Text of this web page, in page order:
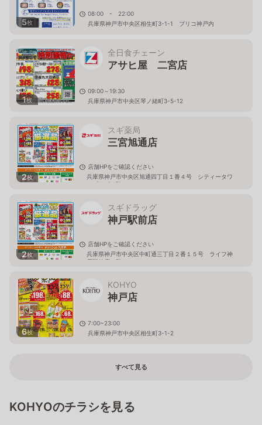
5枚
08:00 - 22:00
兵庫県神戸市中央区相生町3-1-1 プリコ神戸内
1枚
全日食チェーン
アサヒ屋 二宮店
09:00～19:30
兵庫県神戸市中央区琴ノ緒町3-5-12
2枚
スギ薬局
三宮旭通店
店舗HPをご確認ください
兵庫県神戸市中央区旭通四丁目１番４号 シティータワ
ープラザ２階
2枚
スギドラッグ
神戸駅前店
店舗HPをご確認ください
兵庫県神戸市中央区中町通三丁目２番１５号 ライフ神
戸駅前店２階
6枚
KOHYO
神戸店
7:00~23:00
兵庫県神戸市中央区相生町3-1-2
すべて見る
KOHYOのチラシを見る